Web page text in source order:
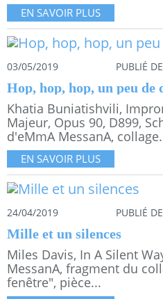
EN SAVOIR PLUS
03/05/2019 PUBLIÉ
Hop, hop, hop, un peu de
Khatia Buniatishvili,
Majeur, Opus 90, D899,
d'eMmA MessanA,
EN SAVOIR PLUS
24/04/2019 PUBLIÉ
Mille et un silences
Miles Davis, In A Silent
MessanA, fragment du
fenêtre", pièce...